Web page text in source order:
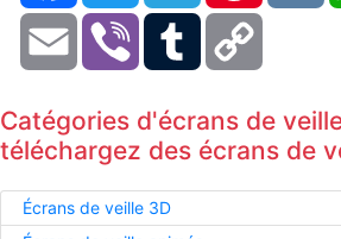
Email Viber Tumblr
Catégories d'écrans de
téléchargez des écrans de
Écrans de veille 3D